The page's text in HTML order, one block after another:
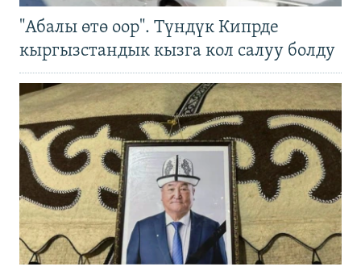
"Абалы өтө оор". Түндүк Кипрде
кыргызстандык кызга кол салуу болду